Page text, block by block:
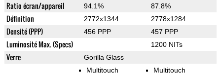
Ratio écran/appareil 94.1% 87.8%
Définition 2772x1344 2778x1284
Densité (PPP) 456 PPP 457 PPP
Luminosité Max. (Specs) 1200 NITs
Verre
Gorilla Glass
Multitouch
Multitouch